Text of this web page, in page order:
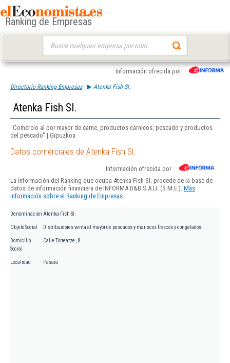
Ranking de Empresas
Información ofrecida por
Directorio Ranking Empresas Atenka Fish Sl.
Atenka Fish Sl.
"Comercio al por mayor de carne, productos cárnicos; pescado y productos
del pescado" | Gipuzkoa
Datos comerciales de Atenka Fish Sl.
Información ofrecida por
La información del Ranking que ocupa Atenka Fish Sl. procede de la base de
datos de información financiera de INFORMA D&B S.A.U. (S.M.E.). Más
información sobre el Ranking de Empresas.
Denominación Atenka Fish Sl.
Objeto Social Distribuidores venta al mayor de pescados y mariscos frescos y congelados
Domicilio
Social
Calle Torreatze , 8
Localidad Pasaia